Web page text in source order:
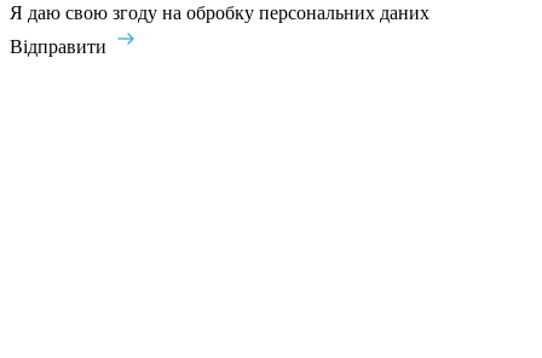
Я даю свою згоду на обробку персональних даних
Відправити